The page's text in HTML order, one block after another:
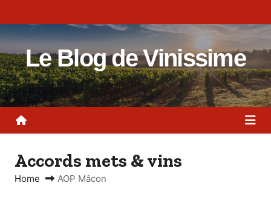
k
i
p
t
o
c
Le Blog de Vinissime
Accords mets & vins
Home AOP Mâcon